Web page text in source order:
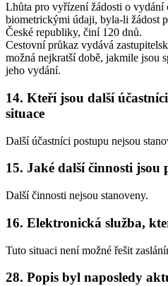
Lhůta pro vyřízení žádosti o vydání
biometrickými údaji, byla-li žádost
České republiky, činí 120 dnů.
Cestovní průkaz vydává
možná nejkratší době, jakmile jsou
jeho vydání.
14. Kteří jsou další
situace
Další účastníci postupu nejsou
15. Jaké další činnosti jsou
Další činnosti nejsou stanoveny.
16. Elektronická služba,
Tuto situaci není možné řešit
28. Popis byl naposledy